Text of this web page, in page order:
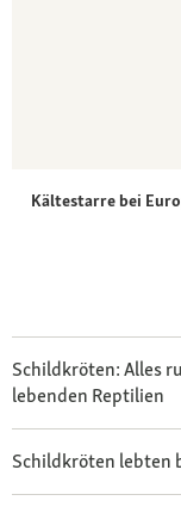
Kältestarre bei
Schildkröten: Alles
lebenden Reptilien
Schildkröten lebten